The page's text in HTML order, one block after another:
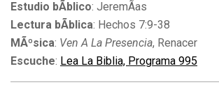
Estudio bÃ­blico: JeremÃ­as
Lectura bÃ­blica: Hechos 7:9-38
MÃºsica: Ven A La Presencia, Renacer
Escuche: Lea La Biblia, Programa 995